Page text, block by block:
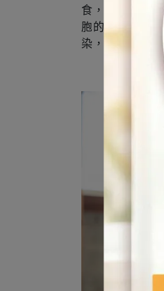
食，避免過油
胞的修復。此
染，以防將病